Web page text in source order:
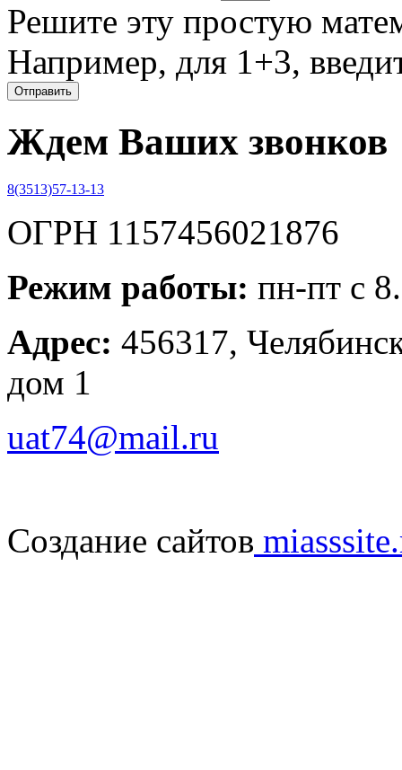
Решите эту простую
Например, для 1+3,
Ждем Ваших звонков
8(3513)57-13-13
ОГРН 1157456021876
Режим работы: пн-пт с
Адрес: 456317,
дом 1
uat74@mail.ru
Создание сайтов